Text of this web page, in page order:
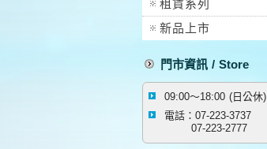
租賃系列
新品上市
門市資訊 / Store
09:00～18:00 (日公休)
電話：07-223-3737
07-223-2777